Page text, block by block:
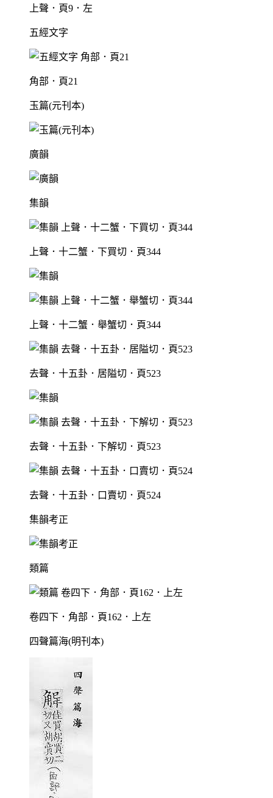
上聲．頁9．左
五經文字
角部．頁21
玉篇(元刊本)
廣韻
集韻
上聲．十二蟹．下買切．頁344
上聲．十二蟹．舉蟹切．頁344
去聲．十五卦．居隘切．頁523
去聲．十五卦．下解切．頁523
去聲．十五卦．口賣切．頁524
集韻考正
類篇
卷四下．角部．頁162．上左
四聲篇海(明刊本)